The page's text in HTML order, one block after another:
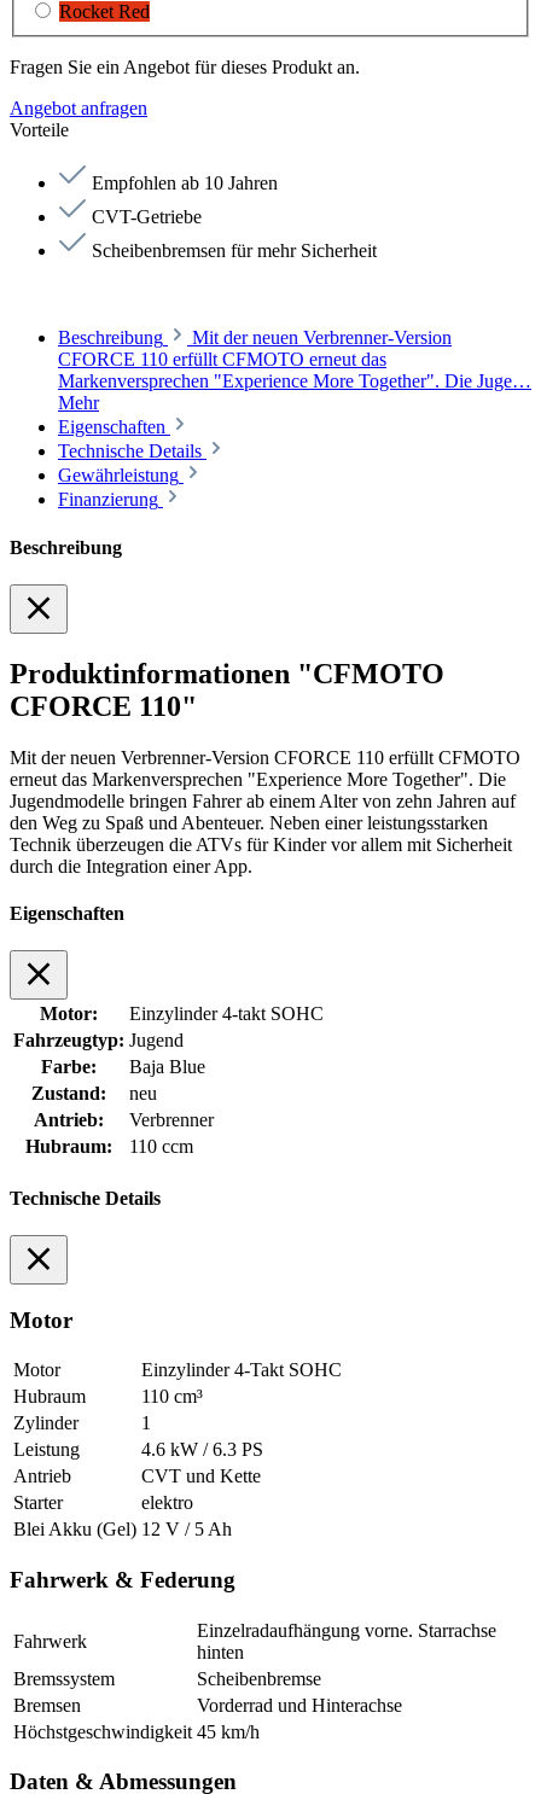
Rocket Red
Fragen Sie ein Angebot für dieses Produkt an.
Angebot anfragen
Vorteile
Empfohlen ab 10 Jahren
CVT-Getriebe
Scheibenbremsen für mehr Sicherheit
Beschreibung
Mit der neuen Verbrenner-Version
CFORCE 110 erfüllt CFMOTO erneut das
Markenversprechen "Experience More Together". Die Juge…
Mehr
Eigenschaften
Technische Details
Gewährleistung
Finanzierung
Beschreibung
Produktinformationen "CFMOTO
CFORCE 110"
Mit der neuen Verbrenner-Version CFORCE 110 erfüllt CFMOTO
erneut das Markenversprechen "Experience More Together". Die
Jugendmodelle bringen Fahrer ab einem Alter von zehn Jahren auf
den Weg zu Spaß und Abenteuer. Neben einer leistungsstarken
Technik überzeugen die ATVs für Kinder vor allem mit Sicherheit
durch die Integration einer App.
Eigenschaften
Motor:
Einzylinder 4-takt SOHC
Fahrzeugtyp: Jugend
Farbe:
Baja Blue
Zustand:
neu
Antrieb:
Verbrenner
Hubraum:
110 ccm
Technische Details
Motor
Motor
Einzylinder 4-Takt SOHC
Hubraum
110 cm³
Zylinder
1
Leistung
4.6 kW / 6.3 PS
Antrieb
CVT und Kette
Starter
elektro
Blei Akku (Gel) 12 V / 5 Ah
Fahrwerk & Federung
Fahrwerk
Einzelradaufhängung vorne. Starrachse
hinten
Bremssystem
Scheibenbremse
Bremsen
Vorderrad und Hinterachse
Höchstgeschwindigkeit 45 km/h
Daten & Abmessungen